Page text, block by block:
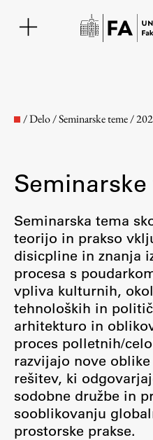
Fakulteta
O fakulteti
Osebje
Organiziranost
Alumni
Knjižnica
Mednarodno sodelovanje
Članstva v združenjih
/Delo/Seminarske teme/
Seminarska tema
teorijo in prakso
disicpline in znanja
procesa s
vpliva kulturnih,
tehnoloških in
arhitekturo in
proces polletnih/
razvijajo nove
rešitev, ki
sodobne družbe in
sooblikovanju
prostorske prakse.